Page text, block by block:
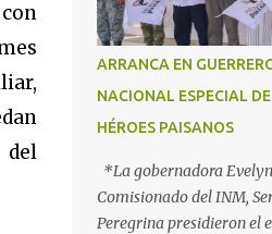
del
ARRANCA EN
NACIONAL ESPECIAL
HÉROES PAISANOS
*La gobernadora
Comisionado del INM,
Peregrina presidieron el